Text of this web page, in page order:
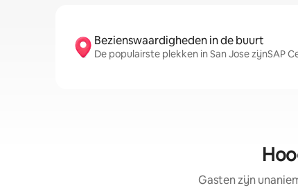
Bezienswaardigheden in de buurt
De populairste plekken in San Jose zijnSAP
Gasten zijn